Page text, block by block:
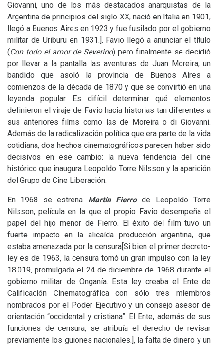
Giovanni, uno de los más destacados anarquistas de la
Argentina de principios del siglo XX, nació en Italia en 1901,
llegó a Buenos Aires en 1923 y fue fusilado por el gobierno
militar de Uriburu en 1931.]. Favio llegó a anunciar el título
(Con todo el amor de Severino) pero finalmente se decidió
por llevar a la pantalla las aventuras de Juan Moreira, un
bandido que asoló la provincia de Buenos Aires a
comienzos de la década de 1870 y que se convirtió en una
leyenda popular. Es difícil determinar qué elementos
definieron el viraje de Favio hacia historias tan diferentes a
sus anteriores films como las de Moreira o di Giovanni.
Además de la radicalización política que era parte de la vida
cotidiana, dos hechos cinematográficos parecen haber sido
decisivos en ese cambio: la nueva tendencia del cine
histórico que inaugura Leopoldo Torre Nilsson y la aparición
del Grupo de Cine Liberación.
En 1968 se estrena Martín Fierro de Leopoldo Torre
Nilsson, película en la que el propio Favio desempeña el
papel del hijo menor de Fierro. El éxito del film tuvo un
fuerte impacto en la alicaída producción argentina, que
estaba amenazada por la censura[Si bien el primer decreto-
ley es de 1963, la censura tomó un gran impulso con la ley
18.019, promulgada el 24 de diciembre de 1968 durante el
gobierno militar de Onganía. Esta ley creaba el Ente de
Calificación Cinematográfica con sólo tres miembros
nombrados por el Poder Ejecutivo y un consejo asesor de
orientación “occidental y cristiana”. El Ente, además de sus
funciones de censura, se atribuía el derecho de revisar
previamente los guiones nacionales.], la falta de dinero y un